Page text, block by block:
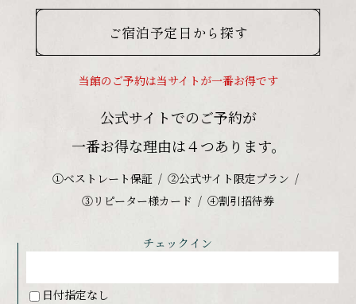
ご宿泊予定日から探す
当館のご予約は当サイトが一番お得です
公式サイトでのご予約が
一番お得な理由は４つあります。
①ベストレート保証
②公式サイト限定プラン
③リピーター様カード
④割引招待券
チェックイン
日付指定なし